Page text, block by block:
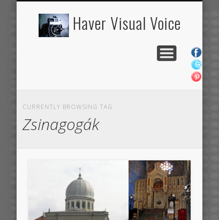
Haver Visual Voice
CURRENTLY BROWSING TAG
Zsinagogák